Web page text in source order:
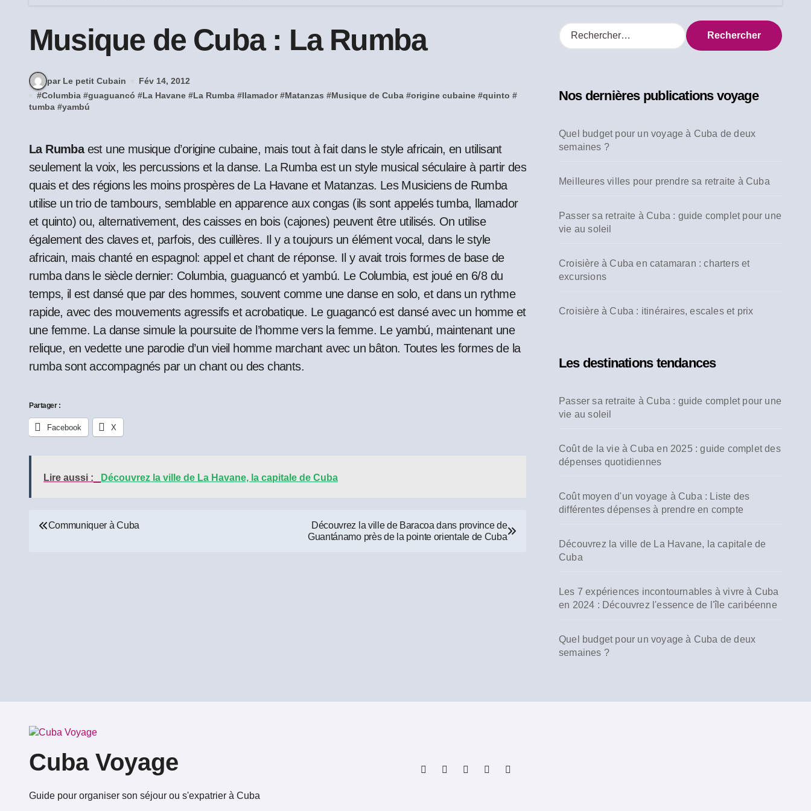
Musique de Cuba : La Rumba
par Le petit Cubain
Fév 14, 2012
#Columbia #guaguancó #La Havane #La Rumba #llamador #Matanzas #Musique de Cuba #origine cubaine #quinto #
tumba #yambú
La Rumbaest une musique d’origine cubaine, mais tout à fait dans le style africain, en utilisant
seulement la voix, les percussions et la danse. La Rumba est un style musical séculaire à partir des
quais et des régions les moins prospères de La Havane et Matanzas. Les Musiciens de Rumba
utilise un trio de tambours, semblable en apparence aux congas (ils sont appelés tumba, llamador
et quinto) ou, alternativement, des caisses en bois (cajones) peuvent être utilisés. On utilise
également des claves et, parfois, des cuillères. Il y a toujours un élément vocal, dans le style
africain, mais chanté en espagnol: appel et chant de réponse. Il y avait trois formes de base de
rumba dans le siècle dernier: Columbia, guaguancó et yambú. Le Columbia, est joué en 6/8 du
temps, il est dansé que par des hommes, souvent comme une danse en solo, et dans un rythme
rapide, avec des mouvements agressifs et acrobatique. Le guagancó est dansé avec un homme et
une femme. La danse simule la poursuite de l’homme vers la femme. Le yambú, maintenant une
relique, en vedette une parodie d’un vieil homme marchant avec un bâton. Toutes les formes de la
rumba sont accompagnés par un chant ou des chants.
Partager :
Facebook X
Lire aussi : Découvrez la ville de La Havane, la capitale de Cuba
Navigation
Communiquer à Cuba
Découvrez la ville de Baracoa dans province de
Guantánamo près de la pointe orientale de Cuba
R
e
r
e
r
Nos dernières publications voyage
Quel budget pour un voyage à Cuba de deux
semaines ?
Meilleures villes pour prendre sa retraite à Cuba
Passer sa retraite à Cuba : guide complet pour une
vie au soleil
Croisière à Cuba en catamaran : charters et
excursions
Croisière à Cuba : itinéraires, escales et prix
Les destinations tendances
Passer sa retraite à Cuba : guide complet pour une
vie au soleil
Coût de la vie à Cuba en 2025 : guide complet des
dépenses quotidiennes
Coût moyen d'un voyage à Cuba : Liste des
différentes dépenses à prendre en compte
Découvrez la ville de La Havane, la capitale de
Cuba
Les 7 expériences incontournables à vivre à Cuba
en 2024 : Découvrez l'essence de l'île caribéenne
Quel budget pour un voyage à Cuba de deux
semaines ?
Cuba Voyage
Guide pour organiser son séjour ou s'expatrier à Cuba